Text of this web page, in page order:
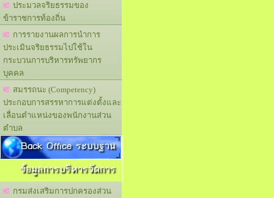
ประมวลจริยธรรมของ
ข้าราชการท้องถิ่น
การรายงานผลการนำการ
ประเมินจริยธรรมไปใช้ใน
กระบวนการบริหารทรัพยากร
บุคคล
สมรรถนะ (Competency)
ประกอบการสรรหาการแต่งตั้งและ
เลื่อนตำแหน่งของพนักงานส่วน
ตำบล
Back Office ระบบฐาน
ข้อมูลการบริหารจัดการ
กรมส่งเสริมการปกครองส่วน